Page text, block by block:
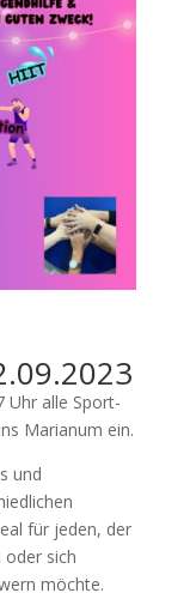
Uhr alle Sport-
Marianum ein.
und
für jeden, der
oder sich
möchte.